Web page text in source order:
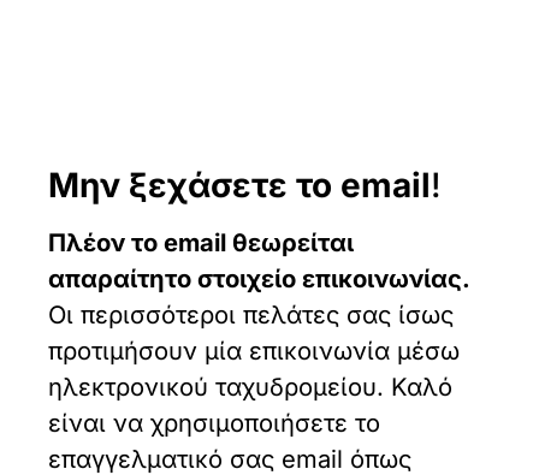
Μην ξεχάσετε το email!
Πλέον το email θεωρείται
απαραίτητο στοιχείο επικοινωνίας.
Οι περισσότεροι πελάτες σας ίσως
προτιμήσουν μία επικοινωνία μέσω
ηλεκτρονικού ταχυδρομείου. Καλό
είναι να χρησιμοποιήσετε το
επαγγελματικό σας email όπως